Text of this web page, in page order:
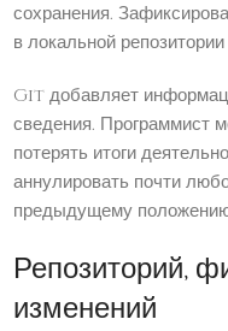
сохранения.
в локальной
Git добавляет
сведения. Программист
потерять итоги
аннулировать почти
предыдущему
Репозиторий,
изменений